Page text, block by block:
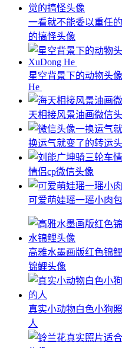
一看就不能委以重任
的搞怪头像
星空背景下的动物头
He ​​​
天相接风景油画微信
换运气就变了的转运
情侣cp微信头像
可爱萌娃瑶一瑶小肉
高雅水墨画版红色锦
锦鲤头像
真实小动物白色小狗
人